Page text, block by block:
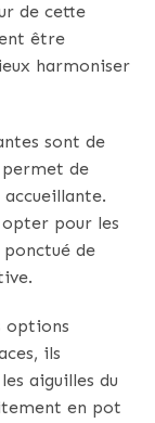
de cette
être
harmoniser
sont de
permet de
pour les
de
options
ils
aiguilles du
en pot